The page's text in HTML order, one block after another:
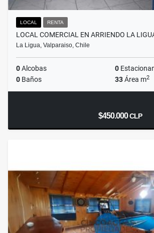
LOCAL RENTA
LOCAL COMERCIAL EN ARRIENDO LA
La Ligua, Valparaiso, Chile
0Alcobas 0
0 Baños 33Área m2
$450.000CLP